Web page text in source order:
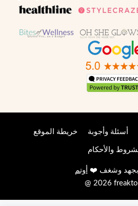
خريطة الموقع أسئلة وأجوبة
والأحكام
بجهد وشغف ❤️ أوتم
@ 2026